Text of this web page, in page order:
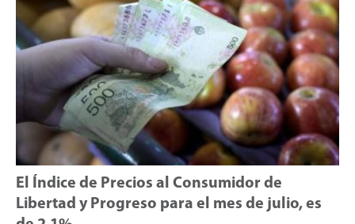
El Índice de Precios al Consumidor de
Libertad y Progreso para el mes de julio, es